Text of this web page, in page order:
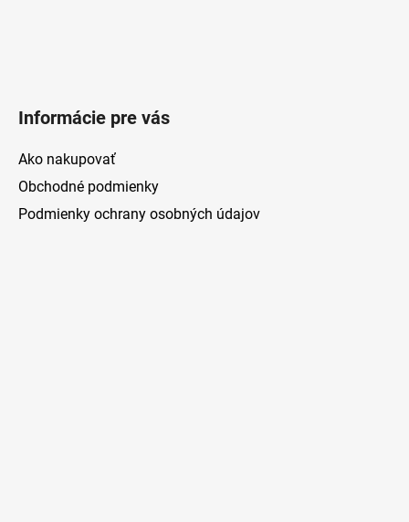
Informácie pre vás
Ako nakupovať
Obchodné podmienky
Podmienky ochrany osobných údajov